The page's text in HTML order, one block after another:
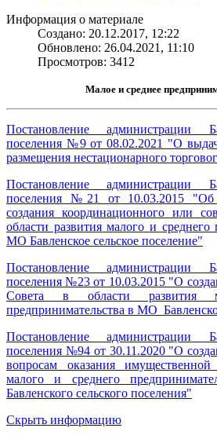
Информация о материале
Создано: 20.12.2017, 12:22
Обновлено: 26.04.2021, 11:10
Просмотров: 3412
Малое и среднее
Постановление администрации
поселения №9 от 08.02.2021 "О
размещения нестационарного
Постановление администрации
поселения №21 от 10.03.2015 "Об
создания координационного или
области развития малого и среднего
МО Бавленское сельское поселение"
Постановление администрации
поселения №23 от 10.03.2015 "О
Совета в области развития
предпринимательства в МО
Постановление администрации
поселения №94 от 30.11.2020 "О
вопросам оказания
малого и среднего
Бавленского сельского поселения"
Скрыть информацию